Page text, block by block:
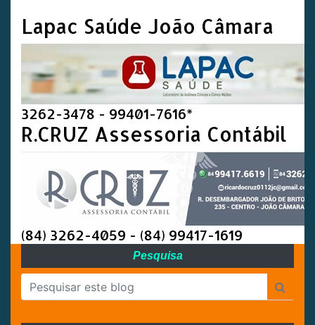
Lapac Saúde João Câmara
3262-3478 - 99401-7616*
R.CRUZ Assessoria Contábil
(84) 3262-4059 - (84) 99417-1619
Pesquisa